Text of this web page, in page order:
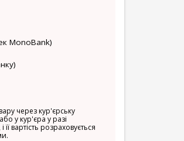
MonoBank)
через кур'єрську
у кур'єра у разі
вартість розраховується